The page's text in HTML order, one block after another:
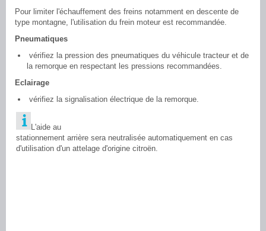
Pour limiter l'échauffement des freins notamment en descente de
type montagne, l'utilisation du frein moteur est recommandée.
Pneumatiques
vérifiez la pression des pneumatiques du véhicule tracteur et de
la remorque en respectant les pressions recommandées.
Eclairage
vérifiez la signalisation électrique de la remorque.
L'aide au
stationnement arrière sera neutralisée automatiquement en cas
d'utilisation d'un attelage d'origine citroën.